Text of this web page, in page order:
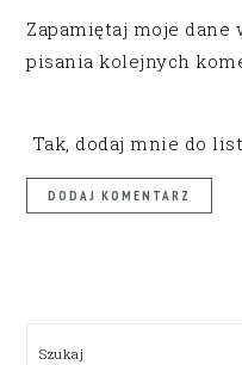
Zapamiętaj moje dane
pisania kolejnych
Tak, dodaj mnie do
Szukaj